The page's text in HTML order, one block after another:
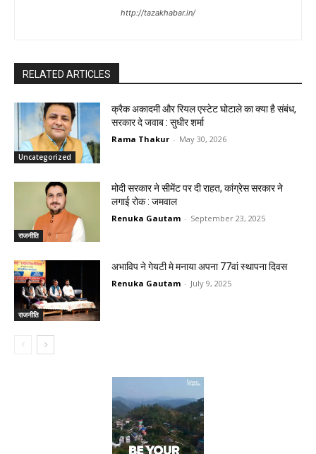
http://tazakhabar.in/
RELATED ARTICLES
Uncategorized
क्रैक अकादमी और रियल एस्टेट घोटाले का क्या है संबंध,
सरकार दे जवाब : सुधीर शर्मा
Rama Thakur - May 30, 2026
राजनीति
मोदी सरकार ने सीमेंट पर दी राहत, कांग्रेस सरकार ने
लगाई रोक : जमवाल
Renuka Gautam - September 23, 2025
राजनीति
अभाविप ने गेयटी मे मनाया अपना 77वां स्थापना दिवस
Renuka Gautam - July 9, 2025